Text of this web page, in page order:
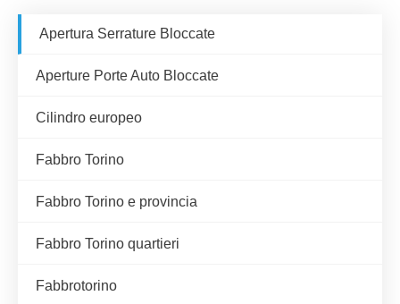
Apertura Serrature Bloccate
Aperture Porte Auto Bloccate
Cilindro europeo
Fabbro Torino
Fabbro Torino e provincia
Fabbro Torino quartieri
Fabbrotorino